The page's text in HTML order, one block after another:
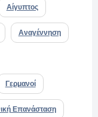
Αίγυπτος
Αναγέννηση
Γερμανοί
Επανάσταση